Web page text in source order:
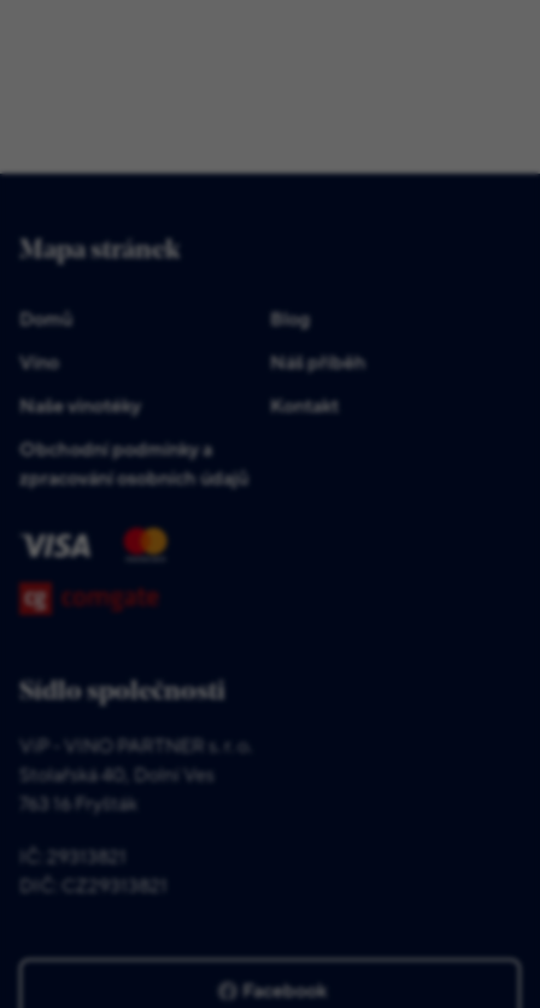
Mapa stránek
Domů
Blog
Víno
Náš příběh
Naše vinotéky
Kontakt
Obchodní podmínky a
zpracování osobních údajů
Sídlo společnosti
ViP - VINO PARTNER s. r. o.
Stolařská 40, Dolní Ves
763 16 Fryšták
IČ: 29313821
DIČ: CZ29313821
Facebook